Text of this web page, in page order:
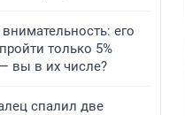
внимательность: его
только 5%
вы в их числе?
спалил две